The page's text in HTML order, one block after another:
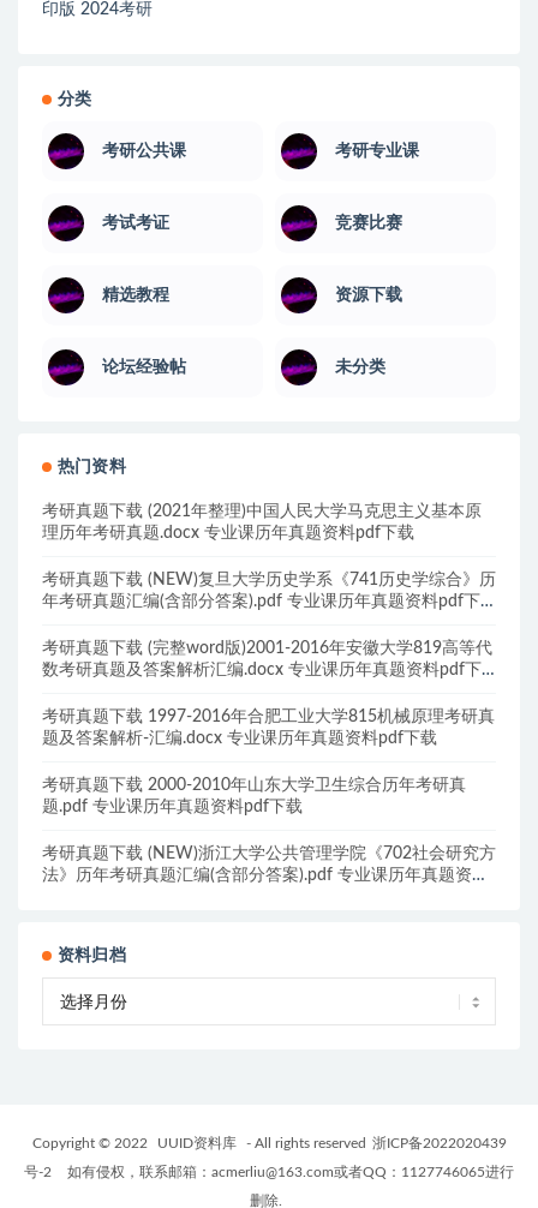
印版 2024考研
分类
考研公共课 考研专业课
考试考证 竞赛比赛
精选教程 资源下载
论坛经验帖 未分类
热门资料
考研真题下载 (2021年整理)中国人民大学马克思主义基本原
理历年考研真题.docx 专业课历年真题资料pdf下载
考研真题下载 (NEW)复旦大学历史学系《741历史学综合》历
年考研真题汇编(含部分答案).pdf 专业课历年真题资料pdf下
考研真题下载 (完整word版)2001-2016年安徽大学819高等代
数考研真题及答案解析汇编.docx 专业课历年真题资料pdf下
考研真题下载 1997-2016年合肥工业大学815机械原理考研真
题及答案解析-汇编.docx 专业课历年真题资料pdf下载
考研真题下载 2000-2010年山东大学卫生综合历年考研真
题.pdf 专业课历年真题资料pdf下载
考研真题下载 (NEW)浙江大学公共管理学院《702社会研究方
法》历年考研真题汇编(含部分答案).pdf 专业课历年真题资料
资料归档
Copyright © 2022 UUID资料库 - All rights reserved 浙ICP备2022020439
号-2
如有侵权，联系邮箱：acmerliu@163.com或者QQ：1127746065进行
删除.